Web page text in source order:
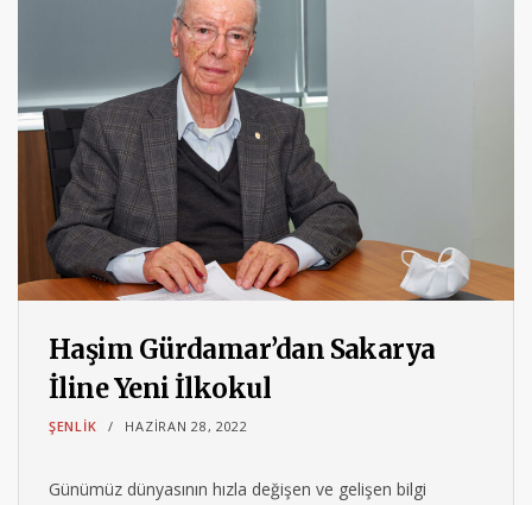
Haşim Gürdamar’dan Sakarya
İline Yeni İlkokul
ŞENLIK HAZIRAN 28, 2022
Günümüz dünyasının hızla değişen ve gelişen bilgi